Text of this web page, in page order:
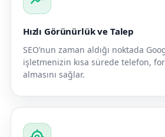
Hızlı Görünürlük ve Talep
SEO’nun zaman aldığı noktada
işletmenizin kısa sürede telefon,
almasını sağlar.